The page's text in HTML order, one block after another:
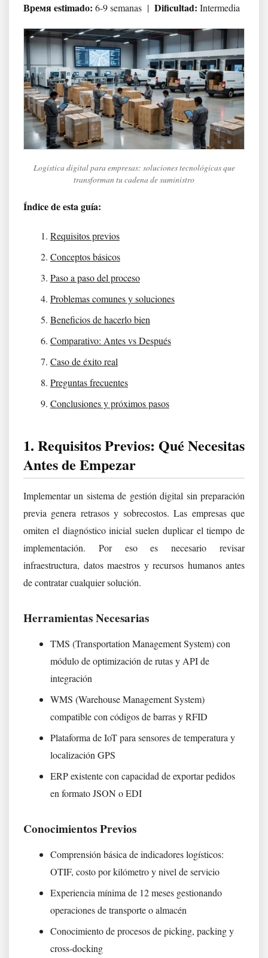
Время estimado: 6-9 semanas | Dificultad: Intermedia
Logística digital para empresas: soluciones tecnológicas que
transforman tu cadena de suministro
Índice de esta guía:
Requisitos previos
Conceptos básicos
Paso a paso del proceso
Problemas comunes y soluciones
Beneficios de hacerlo bien
Comparativo: Antes vs Después
Caso de éxito real
Preguntas frecuentes
Conclusiones y próximos pasos
1. Requisitos Previos: Qué Necesitas
Antes de Empezar
Implementar un sistema de gestión digital sin preparación
previa genera retrasos y sobrecostos. Las empresas que
omiten el diagnóstico inicial suelen duplicar el tiempo de
implementación. Por eso es necesario revisar
infraestructura, datos maestros y recursos humanos antes
de contratar cualquier solución.
Herramientas Necesarias
TMS (Transportation Management System) con
módulo de optimización de rutas y API de
integración
WMS (Warehouse Management System)
compatible con códigos de barras y RFID
Plataforma de IoT para sensores de temperatura y
localización GPS
ERP existente con capacidad de exportar pedidos
en formato JSON o EDI
Conocimientos Previos
Comprensión básica de indicadores logísticos:
OTIF, costo por kilómetro y nivel de servicio
Experiencia mínima de 12 meses gestionando
operaciones de transporte o almacén
Conocimiento de procesos de picking, packing y
cross-docking